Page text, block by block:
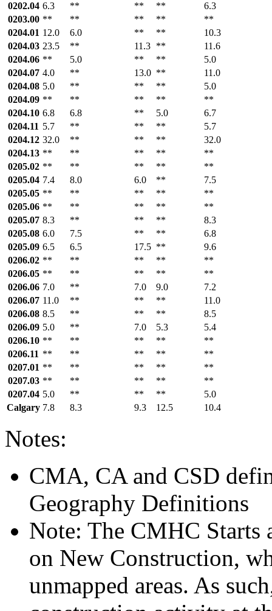
Calgary 7.8 8.3 9.3 12.5 10.4
0202.04 6.3 ** ** **
6.3
0203.00 ** ** ** **
**
0204.01 12.0 6.0 ** **
10.3
0204.03 23.5 ** 11.3 **
11.6
0204.06 ** 5.0 ** **
5.0
0204.07 4.0 ** 13.0 **
11.0
0204.08 5.0 ** ** **
5.0
0204.09 ** ** ** **
**
0204.10 6.8 6.8 ** 5.0
6.7
0204.11 5.7 ** ** **
5.7
0204.12 32.0 ** ** **
32.0
0204.13 ** ** ** **
**
0205.02 ** ** ** **
**
0205.04 7.4 8.0 6.0 **
7.5
0205.05 ** ** ** **
**
0205.06 ** ** ** **
**
0205.07 8.3 ** ** **
8.3
0205.08 6.0 7.5 ** **
6.8
0205.09 6.5 6.5 17.5 **
9.6
0206.02 ** ** ** **
**
0206.05 ** ** ** **
**
0206.06 7.0 ** 7.0 9.0
7.2
0206.07 11.0 ** ** **
11.0
0206.08 8.5 ** ** **
8.5
0206.09 5.0 ** 7.0 5.3
5.4
0206.10 ** ** ** **
**
0206.11 ** ** ** **
**
0207.01 ** ** ** **
**
0207.03 ** ** ** **
**
0207.04 5.0 ** ** ** 5.0
Notes:
CMA, CA and CSD
Geography Definitions
Note: The CMHC Starts
on New Construction,
unmapped areas. As